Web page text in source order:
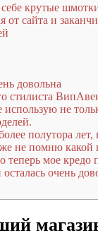
крутые
сайта и
довольна
стилиста
не
полутора лет,
не помню какой
теперь мое
очень